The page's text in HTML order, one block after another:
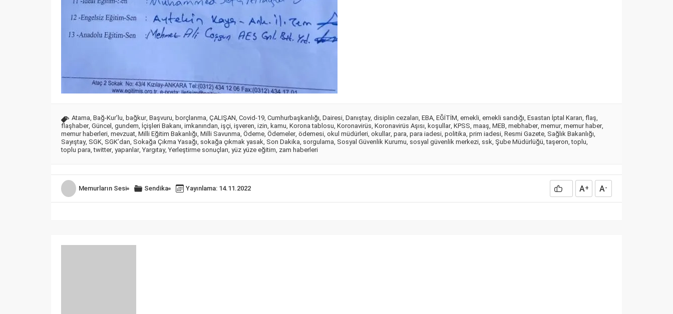
Atama, Bağ-Kur’lu, bağkur, Başvuru, borçlanma, ÇALIŞAN, Covid-19, Cumhurbaşkanlığı, Dairesi, Danıştay, disiplin cezaları, EBA, EĞİTİM, emekli, emekli sandığı, Esastan İptal Kararı, flaş,
flaşhaber, Güncel , gundem, İçişleri Bakanı, imkanından, işçi, işveren, izin, kamu, Korona tablosu, Koronavirüs, Koronavirüs Aşısı, koşullar, KPSS, maaş, MEB, mebhaber, memur, memur haber,
memur haberleri, mevzuat, Milli Eğitim Bakanlığı, Milli Savunma, Ödeme, Ödemeler, ödemesi, okul müdürleri, okullar, para, para iadesi, politika, prim iadesi, Resmi Gazete, Sağlık Bakanlığı,
Sayıştay, SGK, SGK’dan, Sokağa Çıkma Yasağı, sokağa çıkmak yasak, Son Dakika, sorgulama, Sosyal Güvenlik Kurumu, sosyal güvenlik merkezi, ssk, Şube Müdürlüğü,taşeron,toplu,
toplu para,twitter, yapanlar, Yargıtay, Yerleştirme sonuçları, yüz yüze eğitim, zam haberleri
Memurların Sesi Sendika Yayınlama: 14.11.2022 A+ A-